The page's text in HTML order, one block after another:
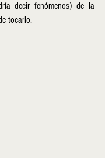
decir fenómenos) de la
tocarlo.